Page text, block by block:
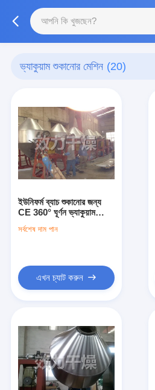
ভ্যাকুয়াম শুকানোর মেশিন (20)
ইউনিফর্ম ব্যাচ শুকানোর জন্য
CE 360° ঘূর্ণন ভ্যাকুয়াম
সর্বশেষ দাম পান
এখন চ্যাট করুন